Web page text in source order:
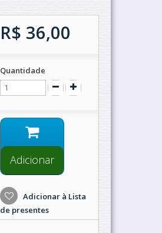
R$ 36,00
Quantidade
Adicionar
Adicionar à Lista
de presentes